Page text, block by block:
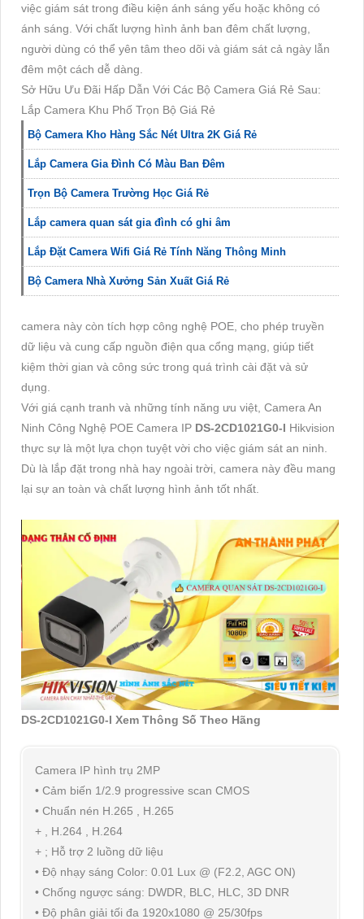
việc giám sát trong điều kiện ánh sáng yếu hoặc không có
ánh sáng. Với chất lượng hình ảnh ban đêm chất lượng,
người dùng có thể yên tâm theo dõi và giám sát cả ngày lẫn
đêm một cách dễ dàng.
Sở Hữu Ưu Đãi Hấp Dẫn Với Các Bộ Camera Giá Rẻ Sau:
Lắp Camera Khu Phố Trọn Bộ Giá Rẻ
Bộ Camera Kho Hàng Sắc Nét Ultra 2K Giá Rẻ
Lắp Camera Gia Đình Có Màu Ban Đêm
Trọn Bộ Camera Trường Học Giá Rẻ
Lắp camera quan sát gia đình có ghi âm
Lắp Đặt Camera Wifi Giá Rẻ Tính Năng Thông Minh
Bộ Camera Nhà Xưởng Sản Xuất Giá Rẻ
camera này còn tích hợp công nghệ POE, cho phép truyền
dữ liệu và cung cấp nguồn điện qua cổng mạng, giúp tiết
kiệm thời gian và công sức trong quá trình cài đặt và sử
dụng.
Với giá cạnh tranh và những tính năng ưu việt, Camera An
Ninh Công Nghệ POE Camera IP DS-2CD1021G0-I Hikvision
thực sự là một lựa chọn tuyệt vời cho việc giám sát an ninh.
Dù là lắp đặt trong nhà hay ngoài trời, camera này đều mang
lại sự an toàn và chất lượng hình ảnh tốt nhất.
DS-2CD1021G0-I Xem Thông Số Theo Hãng
Camera IP hình trụ 2MP
• Cảm biến 1/2.9 progressive scan CMOS
• Chuẩn nén H.265 , H.265
+ , H.264 , H.264
+ ; Hỗ trợ 2 luồng dữ liệu
• Độ nhạy sáng Color: 0.01 Lux @ (F2.2, AGC ON)
• Chống ngược sáng: DWDR, BLC, HLC, 3D DNR
• Độ phân giải tối đa 1920x1080 @ 25/30fps